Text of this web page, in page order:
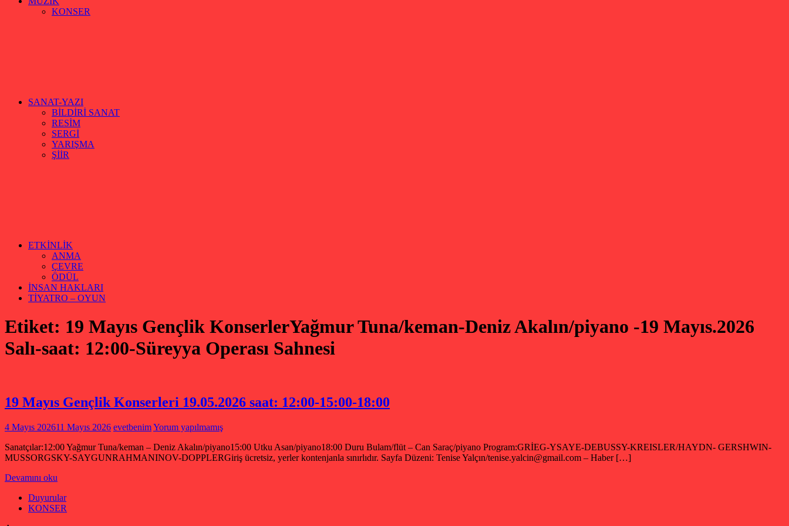
KONSER
SANAT-YAZI
BİLDİRİ SANAT
RESİM
SERGİ
YARIŞMA
ŞİİR
ETKİNLİK
ANMA
ÇEVRE
ÖDÜL
İNSAN HAKLARI
TİYATRO – OYUN
Etiket: 19 Mayıs Gençlik KonserlerYağmur Tuna/keman-Deniz Akalın/piyano -19 Mayıs.2026
Salı-saat: 12:00-Süreyya Operası Sahnesi
19 Mayıs Gençlik Konserleri 19.05.2026 saat: 12:00-15:00-18:00
4 Mayıs 202611 Mayıs 2026 evetbenimYorum yapılmamış
Sanatçılar:12:00 Yağmur Tuna/keman – Deniz Akalın/piyano15:00 Utku Asan/piyano18:00 Duru Bulam/flüt – Can Saraç/piyano Program:GRİEG-YSAYE-DEBUSSY-KREISLER/HAYDN- GERSHWIN-
MUSSORGSKY-SAYGUNRAHMANINOV-DOPPLERGiriş ücretsiz, yerler kontenjanla sınırlıdır. Sayfa Düzeni: Tenise Yalçın/tenise.yalcin@gmail.com – Haber […]
Devamını oku
Duyurular
KONSER